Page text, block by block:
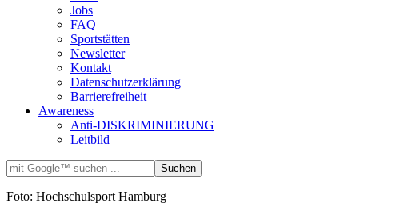
Jobs
FAQ
Sportstätten
Newsletter
Kontakt
Datenschutzerklärung
Barrierefreiheit
Awareness
Anti-DISKRIMINIERUNG
Leitbild
Foto: Hochschulsport Hamburg